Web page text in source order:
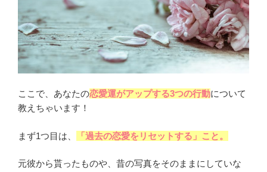
ここで、あなたの恋愛運がアップする3つの行動について
教えちゃいます！
まず1つ目は、 「過去の恋愛をリセットする」こと。
元彼から貰ったものや、昔の写真をそのままにしていな